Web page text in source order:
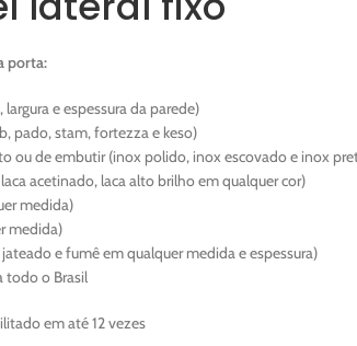
porta:
e espessura da parede)
pado, stam, fortezza e keso)
ou de embutir (inox polido, inox escovado e inox
acetinado, laca alto brilho em qualquer cor)
medida)
medida)
e fumê em qualquer medida e espessura)
todo o Brasil
em até 12 vezes